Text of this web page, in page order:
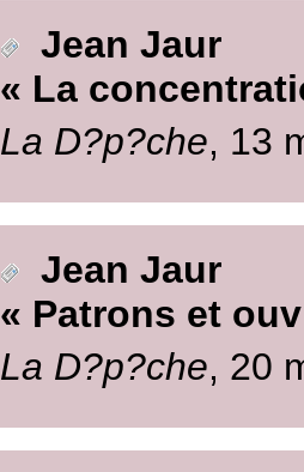
Jean Jaur
« La
La D?p?che, 13
Jean Jaur
« Patrons et
La D?p?che, 20